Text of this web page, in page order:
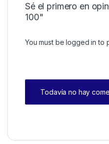
Sé el primero en
100"
You must belogged in to
Todavía no hay